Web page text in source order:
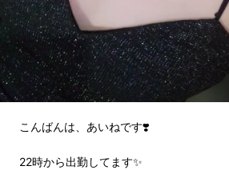
こんばんは、あいねです❣️
22時から出勤してます✨